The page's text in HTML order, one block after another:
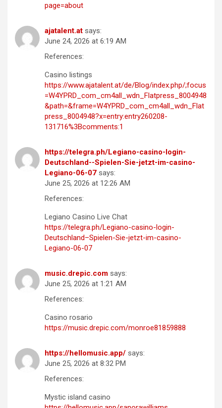
page=about
ajatalent.at says:
June 24, 2026 at 6:19 AM
References:
Casino listings
https://www.ajatalent.at/de/Blog/index.php/;focus
=W4YPRD_com_cm4all_wdn_Flatpress_8004948
&path=&frame=W4YPRD_com_cm4all_wdn_Flat
press_8004948?x=entry:entry260208-
131716%3Bcomments:1
https://telegra.ph/Legiano-casino-login-
Deutschland--Spielen-Sie-jetzt-im-casino-
Legiano-06-07 says:
June 25, 2026 at 12:26 AM
References:
Legiano Casino Live Chat
https://telegra.ph/Legiano-casino-login-
Deutschland–Spielen-Sie-jetzt-im-casino-
Legiano-06-07
music.drepic.com says:
June 25, 2026 at 1:21 AM
References:
Casino rosario
https://music.drepic.com/monroe81859888
https://hellomusic.app/ says:
June 25, 2026 at 8:32 PM
References:
Mystic island casino